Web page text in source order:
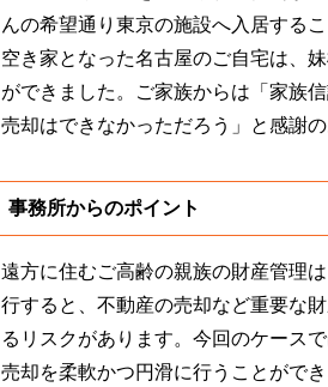
んの希望通り東京の施設へ入居するこ
空き家となった名古屋のご自宅は、
ができました。ご家族からは「家族
売却はできなかっただろう」と感謝
事務所からのポイント
遠方に住むご高齢の親族の財産管理
行すると、不動産の売却など重要な
るリスクがあります。今回のケース
売却を柔軟かつ円滑に行うことがで